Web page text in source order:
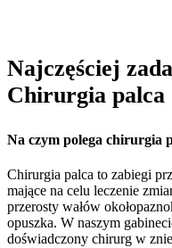
Najczęściej
Chirurgia palca
Na czym polega chirurgia
Chirurgia palca to zabiegi
mające na celu leczenie
przerosty wałów
opuszka. W naszym
doświadczony chirurg w